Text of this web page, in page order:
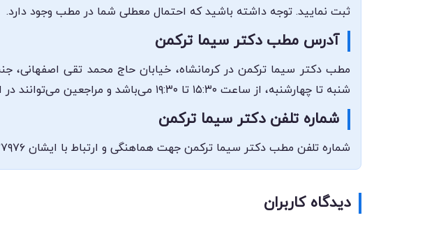
ثبت نمایید. توجه داشته باشید که احتمال معطلی شما در مطب وجود دارد.
آدرس مطب دکتر سیما ترکمن
مطب دکتر سیما ترکمن در کرمانشاه، خیابان حاج محمد تقی اصفهانی،
شنبه تا چهارشنبه، از ساعت ۱۵:۳۰ تا ۱۹:۳۰ می‌باشد و مراجعین می‌توانند در این بازه زمانی جهت دریافت خدمات دندانپزشکی کودکان مراجعه نمایند.
شماره تلفن دکتر سیما ترکمن
شماره تلفن مطب دکتر سیما ترکمن جهت هماهنگی و ارتباط با ایشان ۰۸۳۳۷۲۲۷۹۷۶ می‌باشد که می‌توانید در ساعات کاری ذکرشده با این شماره تماس بگیرید.
دیدگاه کاربران